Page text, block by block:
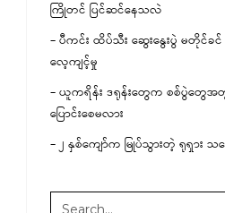
ကြိုတင် ပြင်ဆင်နေသလဲ
– ပီကင်း ထိပ်သီး ဆွေးနွေးပွဲ မတိုင်
လေ့ကျင့်မှု
– ယူကရိန်း ဒရုန်းတွေက စစ်ပွဲတွေ
ပြောင်းစေမလား
– ၂ နှစ်ကျော်က မြုပ်သွားတဲ့ ရုရှား